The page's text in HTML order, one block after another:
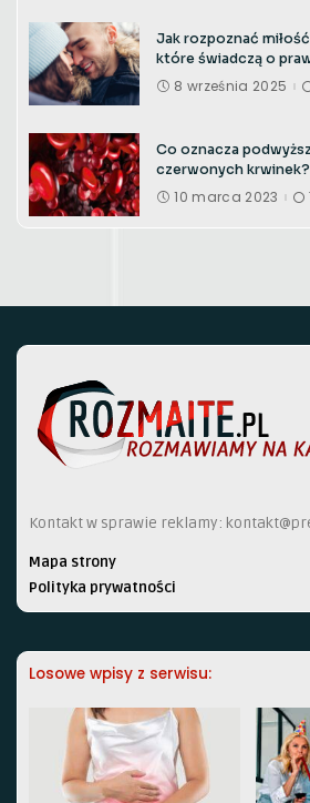
Jak rozpoznać
które świadczą o
8 września 2025
Co oznacza
czerwonych krwinek?
10 marca 2023
Kontakt w sprawie reklamy:
Mapa strony
Polityka prywatności
Losowe wpisy z serwisu: